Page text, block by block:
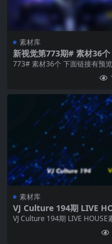
素材库
新视觉第773期# 素材36个
面链接有预览＋领取方式
773# 素材36个 下面链接有预
素材库
VJ Culture 194期 LIVE
SE素材
VJ Culture 194期 LIVE HOUSE